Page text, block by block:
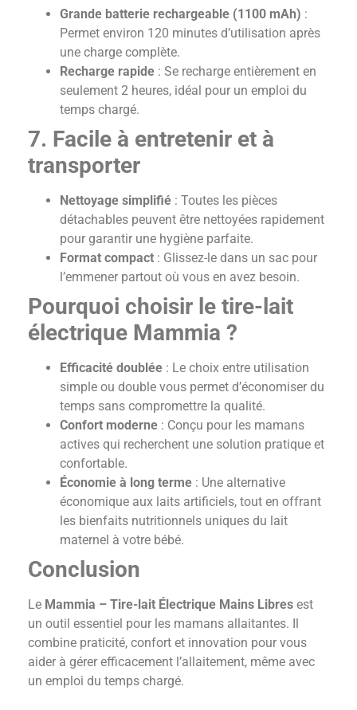
Grande batterie rechargeable (1100 mAh) :
Permet environ 120 minutes d’utilisation après
une charge complète.
Recharge rapide : Se recharge entièrement en
seulement 2 heures, idéal pour un emploi du
temps chargé.
7. Facile à entretenir et à
transporter
Nettoyage simplifié : Toutes les pièces
détachables peuvent être nettoyées rapidement
pour garantir une hygiène parfaite.
Format compact : Glissez-le dans un sac pour
l’emmener partout où vous en avez besoin.
Pourquoi choisir le tire-lait
électrique Mammia ?
Efficacité doublée : Le choix entre utilisation
simple ou double vous permet d’économiser du
temps sans compromettre la qualité.
Confort moderne : Conçu pour les mamans
actives qui recherchent une solution pratique et
confortable.
Économie à long terme : Une alternative
économique aux laits artificiels, tout en offrant
les bienfaits nutritionnels uniques du lait
maternel à votre bébé.
Conclusion
Le Mammia – Tire-lait Électrique Mains Libres est
un outil essentiel pour les mamans allaitantes. Il
combine praticité, confort et innovation pour vous
aider à gérer efficacement l’allaitement, même avec
un emploi du temps chargé.